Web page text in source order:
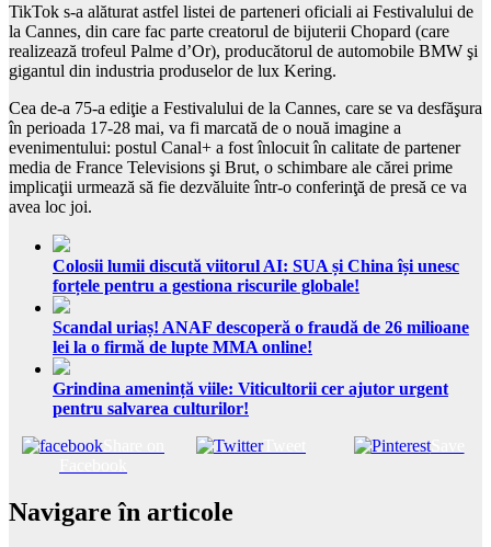
TikTok s-a alăturat astfel listei de parteneri oficiali ai Festivalului de
la Cannes, din care fac parte creatorul de bijuterii Chopard (care
realizează trofeul Palme d’Or), producătorul de automobile BMW şi
gigantul din industria produselor de lux Kering.
Cea de-a 75-a ediţie a Festivalului de la Cannes, care se va desfăşura
în perioada 17-28 mai, va fi marcată de o nouă imagine a
evenimentului: postul Canal+ a fost înlocuit în calitate de partener
media de France Televisions şi Brut, o schimbare ale cărei prime
implicaţii urmează să fie dezvăluite într-o conferinţă de presă ce va
avea loc joi.
Colosii lumii discută viitorul AI: SUA și China își unesc
forțele pentru a gestiona riscurile globale!
Scandal uriaș! ANAF descoperă o fraudă de 26 milioane
lei la o firmă de lupte MMA online!
Grindina amenință viile: Viticultorii cer ajutor urgent
pentru salvarea culturilor!
Tweet Save
Navigare în articole